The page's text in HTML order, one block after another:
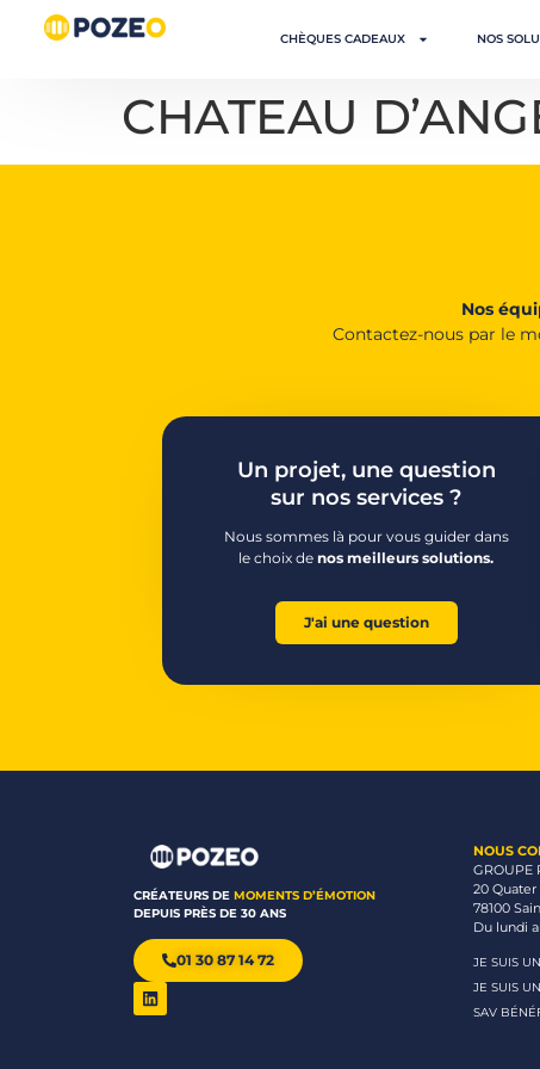
CHÈQUES CADEAUX NOS
CHATEAU
Nos
Contactez-nous par le
Un projet, une question
sur nos services ?
Nous sommes là pour vous guider dans
le choix denos meilleurs solutions.
J'ai une question
CRÉATEURS DE MOMENTS D’ÉMOTION
DEPUIS PRÈS DE 30 ANS
01 30 87 14 72
NOUS
GROUPE
20
78100
Du lundi
JE SUIS
JE SUIS
SAV